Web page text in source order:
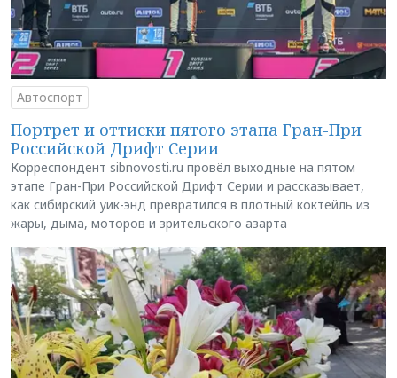
Автоспорт
Портрет и оттиски пятого этапа Гран-При
Российской Дрифт Серии
Корреспондент sibnovosti.ru провёл выходные на пятом
этапе Гран-При Российской Дрифт Серии и рассказывает,
как сибирский уик-энд превратился в плотный коктейль из
жары, дыма, моторов и зрительского азарта